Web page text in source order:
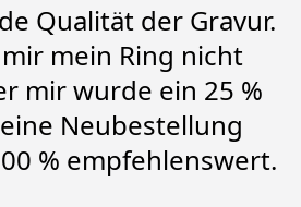
Qualität der Gravur.
mein Ring nicht
mir wurde ein 25 %
Neubestellung
% empfehlenswert.